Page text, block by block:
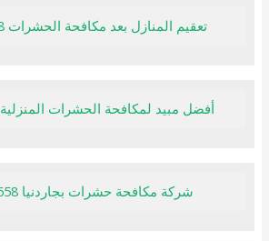
تعقيم المنازل بعد مكافحة الحشرات 01000200658
أفضل مبيد لمكافحة الحشرات المنزلية 01000200658
شركة مكافحة حشرات بجاردنيا 01000200658